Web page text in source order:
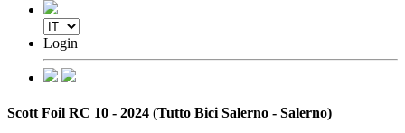
Login
Scott Foil RC 10 - 2024 (Tutto Bici Salerno - Salerno)